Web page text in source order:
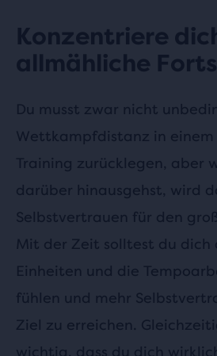
Konzentriere
allmähliche
Du musst zwar nicht
Wettkampfdistanz in einem
Training zurücklegen, aber
darüber hinausgehst, wird
Selbstvertrauen für den
Mit der Zeit solltest du dich
Einheiten und die
fühlen und mehr
Ziel zu erreichen.
wichtig, dass du dich